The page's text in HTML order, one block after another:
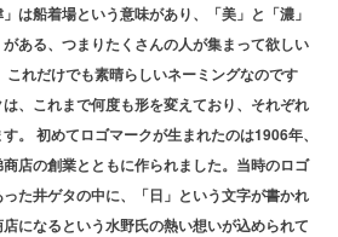
は船着場という意味があり、「美」と「濃」
ある、つまりたくさんの人が集まって欲しい
これだけでも素晴らしいネーミングなのです
、これまで何度も形を変えており、それぞれ
。 初めてロゴマークが生まれたのは1906年、
店の創業とともに作られました。当時のロゴ
た井ゲタの中に、「日」という文字が書かれ
になるという水野氏の熱い想いが込められて